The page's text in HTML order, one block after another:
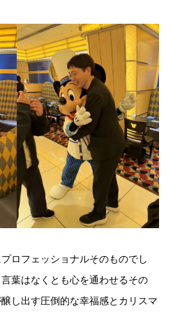
ロフェッショナルそのものでし
葉はなくとも心を通わせるその
し出す圧倒的な幸福感とカリスマ